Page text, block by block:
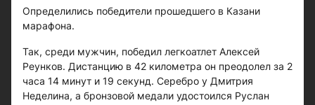
Определились победители прошедшего в Казани
марафона.
Так, среди мужчин, победил легкоатлет Алексей
Реунков. Дистанцию в 42 километра он преодолел за 2
часа 14 минут и 19 секунд. Серебро у Дмитрия
Неделина, а бронзовой медали удостоился Руслан